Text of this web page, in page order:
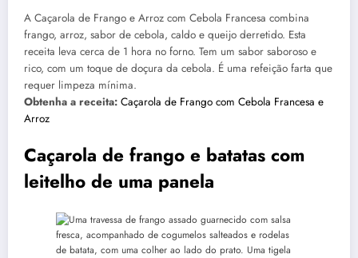
A Caçarola de Frango e Arroz com Cebola Francesa combina
frango, arroz, sabor de cebola, caldo e queijo derretido. Esta
receita leva cerca de 1 hora no forno. Tem um sabor saboroso e
rico, com um toque de doçura da cebola. É uma refeição farta que
requer limpeza mínima.
Obtenha a receita: Caçarola de Frango com Cebola Francesa e
Arroz
Caçarola de frango e batatas com
leitelho de uma panela